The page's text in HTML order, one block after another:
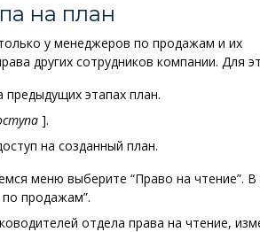
на план
у менеджеров по продажам и их
других сотрудников компании. Для
этапах план.
].
на созданный план.
меню выберите “Право на чтение”. В
продажам”.
отдела права на чтение,